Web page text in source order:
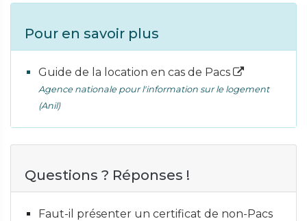
Pour en savoir plus
Guide de la location en cas de Pacs
Agence nationale pour l'information sur le logement
(Anil)
Questions ? Réponses !
Faut-il présenter un certificat de non-Pacs